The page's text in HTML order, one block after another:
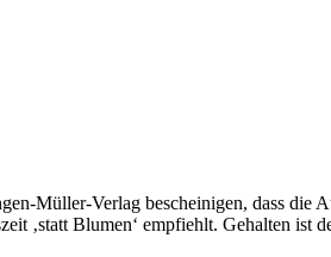
Müller-Verlag bescheinigen, dass die
‚statt Blumen‘ empfiehlt. Gehalten ist